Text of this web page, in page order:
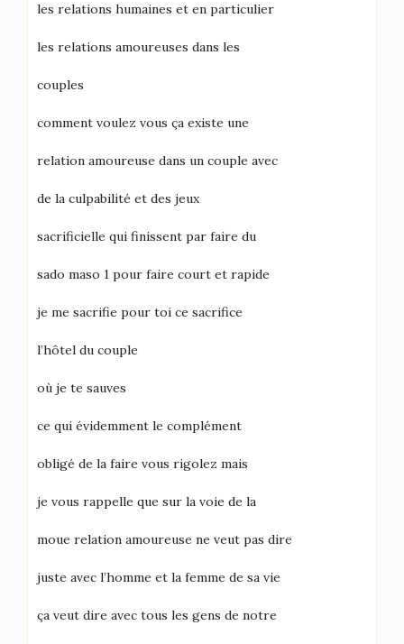
les relations humaines et en particulier
les relations amoureuses dans les
couples
comment voulez vous ça existe une
relation amoureuse dans un couple avec
de la culpabilité et des jeux
sacrificielle qui finissent par faire du
sado maso 1 pour faire court et rapide
je me sacrifie pour toi ce sacrifice
l’hôtel du couple
où je te sauves
ce qui évidemment le complément
obligé de la faire vous rigolez mais
je vous rappelle que sur la voie de la
moue relation amoureuse ne veut pas dire
juste avec l’homme et la femme de sa vie
ça veut dire avec tous les gens de notre